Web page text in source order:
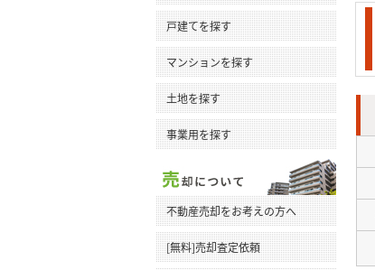
戸建てを探す
マンションを探す
土地を探す
事業用を探す
不動産売却をお考えの方へ
[無料]売却査定依頼